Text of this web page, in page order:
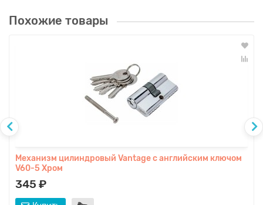
Похожие товары
Механизм цилиндровый Vantage с английским ключом
V60-5 Хром
345 ₽